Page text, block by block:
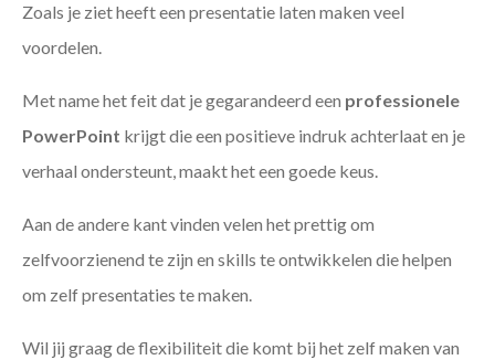
Zoals je ziet heeft een presentatie laten maken veel
voordelen.
Met name het feit dat je gegarandeerd een professionele
PowerPoint krijgt die een positieve indruk achterlaat en je
verhaal ondersteunt, maakt het een goede keus.
Aan de andere kant vinden velen het prettig om
zelfvoorzienend te zijn en skills te ontwikkelen die helpen
om zelf presentaties te maken.
Wil jij graag de flexibiliteit die komt bij het zelf maken van